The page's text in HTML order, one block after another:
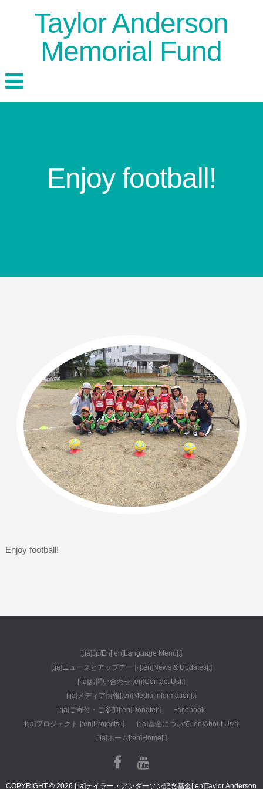
Taylor Anderson
Memorial Fund
Enjoy football!
Enjoy football!
[:ja]Jp/En[:en]Language Menu[:]
[:ja]ニュースとアップデート[:en]News & Updates[:]
[:ja]お問い合わせ[:en]Contact Us[:]
[:ja]メディア情報[:en]Media information[:]
[:ja]ご寄付・ご参加[:en]Donate[:]
Facebook
[:ja]プロジェクト [:en]Projects[:]
[:ja]基金について[:en]About Us[:]
[:ja]ホーム[:en]Home[:]
COPYRIGHT © 2026 [:ja]テイラー・アンダーソン記念基金[:en]Taylor Anderson